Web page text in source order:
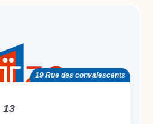
19 Rue des convalescents
13